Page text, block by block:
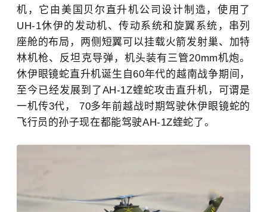
机，它由美国贝尔直升机公司设计制造，使用了
UH-1休伊的发动机、传动系统和旋翼系统，串列
座舱的布局，两侧短翼可以挂载火箭发射巢、加特
林机枪、反坦克导弹，机头装有三管20mm机炮。
休伊眼镜蛇直升机诞生自60年代的越南战争期间，
至今已经发展到了AH-1Z蝰蛇攻击直升机，可谓是
一机传3代， 70多年前越战时期驾驶休伊眼镜蛇的
飞行员的孙子现在都能驾驶AH-1Z蝰蛇了。